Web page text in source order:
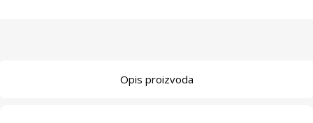
Opis proizvoda